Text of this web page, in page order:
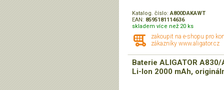
Katalog. číslo:A800DAKAWT
EAN: 8595181114636
skladem více než 20 ks
zakoupit na e-shopu pro
zákazníky www.aligator.cz
Baterie ALIGATOR A830/
Li-Ion 2000 mAh,